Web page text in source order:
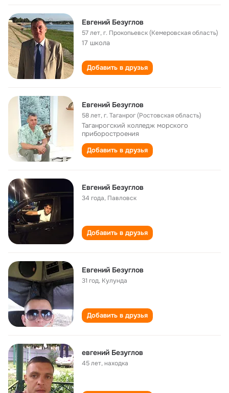
Евгений Безуглов
57 лет,г. Прокопьевск (Кемеровская область)
17 школа
Добавить в друзья
Евгений Безуглов
58 лет,г. Таганрог (Ростовская область)
Таганрогский колледж морского
приборостроения
Добавить в друзья
Евгений Безуглов
34 года, Павловск
Добавить в друзья
Евгений Безуглов
31 год, Кулунда
Добавить в друзья
евгений Безуглов
45 лет,находка